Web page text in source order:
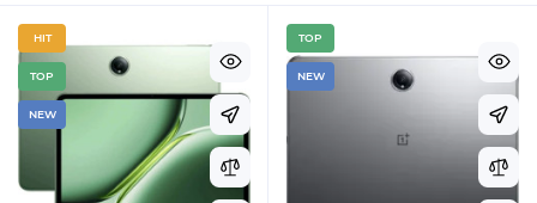
HIT
TOP
NEW
TOP
NEW